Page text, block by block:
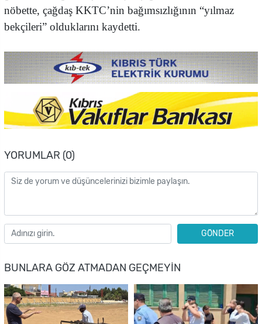
nöbette, çağdaş KKTC’nin bağımsızlığının “yılmaz
bekçileri” olduklarını kaydetti.
YORUMLAR (0)
GÖNDER
BUNLARA GÖZ ATMADAN GEÇMEYIN